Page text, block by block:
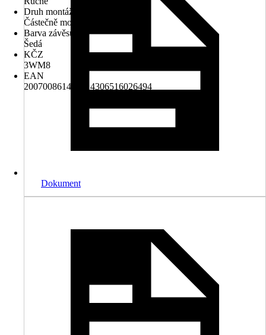
Druh montáže
Částečně montované
Barva závěsu
Šedá
KČZ
3WM8
EAN
2007008614435, 4306516026494
Dokument